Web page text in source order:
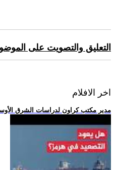
التعليق والتصويت على
اخر الافلام
.. مدير مكتب كراون لدراسات الشرق